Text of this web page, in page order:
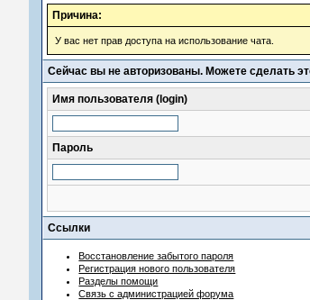
Причина:
У вас нет прав доступа на использование чата.
Сейчас вы не авторизованы. Можете сделать
Имя пользователя (login)
Пароль
Ссылки
Восстановление забытого пароля
Регистрация нового пользователя
Разделы помощи
Связь с администрацией форума